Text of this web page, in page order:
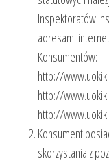
Inspektoratów
adresami
Konsumentów:
http://
http://
http://
Konsument
skorzystania z